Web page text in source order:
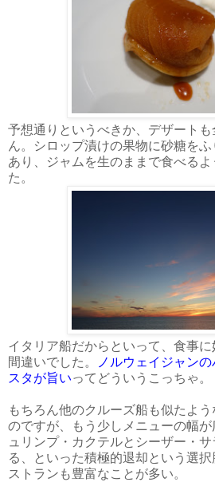
予想通りというべきか、デザート
ん。シロップ漬けの果物に砂糖を
あり、ジャムを生のままで食べる
た。
イタリア船だからといって、食事
間違いでした。
ノルウェイジャン
スタが旨いってどういうこっちゃ。
もちろん他のクルーズ船も似たよ
のですが、もう少しメニューの幅
ュリンプ・カクテルとシーザー・
る、といった積極的退却という選
ストランも豊富なことが多い。